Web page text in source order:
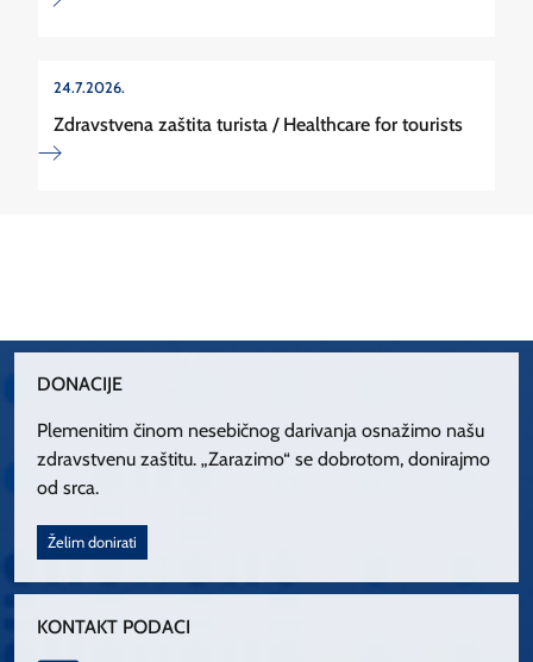
24.7.2026.
Zdravstvena zaštita turista / Healthcare for tourists
DONACIJE
Plemenitim činom nesebičnog darivanja osnažimo našu
zdravstvenu zaštitu. „Zarazimo“ se dobrotom, donirajmo
od srca.
Želim donirati
KONTAKT PODACI